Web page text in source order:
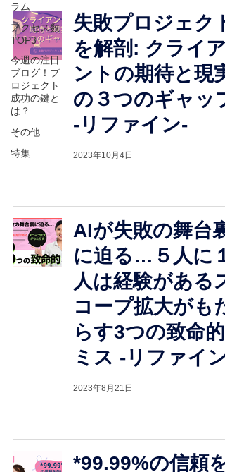
ラム
アクセス数
TOP3
今週の注目
ブログ！プ
ロジェクト
成功の鍵と
は？
その他
特集
失敗プロジェクト
を解剖: クライア
ントの期待と現実
の３つのギャップ
-リファイン-
2023年10月4日
AIが失敗の舞台裏
に迫る…５人に１
人は経験があるス
コープ拡大がもた
らす3つの致命的
ミス -リファイン-
2023年8月21日
*99.99%の信頼を